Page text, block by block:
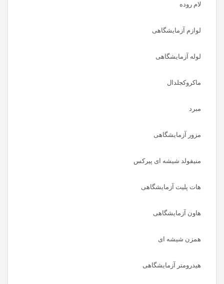
لام روده
لوازم آزمایشگاهی
لوله آزمایشگاهی
ماکروکجلدال
مبرد
مزور آزمایشگاهی
منیفولد شیشه ای پیرکس
هات پلیت آزمایشگاهی
هاون آزمایشگاهی
همزن شیشه ای
هیدرومتر آزمایشگاهی